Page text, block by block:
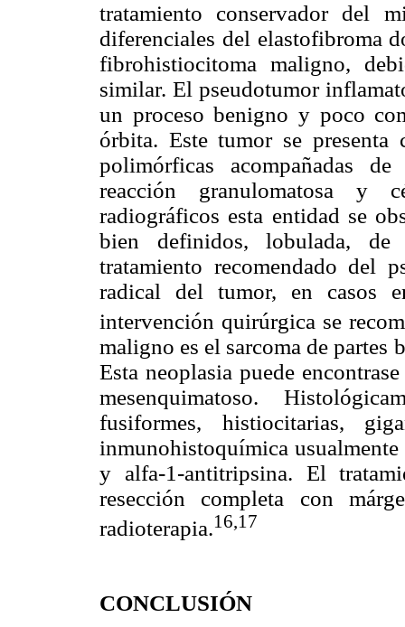
tratamiento conservador del
diferenciales del elastofibroma
fibrohistiocitoma maligno,
similar. El pseudotumor
un proceso benigno y poco
órbita. Este tumor se presenta
polimórficas acompañadas
reacción granulomatosa y
radiográficos esta entidad se
bien definidos, lobulada,
tratamiento recomendado del
radical del tumor, en casos
intervención quirúrgica se
maligno es el sarcoma de partes
Esta neoplasia puede
mesenquimatoso.
fusiformes, histiocitarias,
inmunohistoquímica
y alfa-1-antitripsina. El
resección completa con
radioterapia.16,17
CONCLUSIÓN